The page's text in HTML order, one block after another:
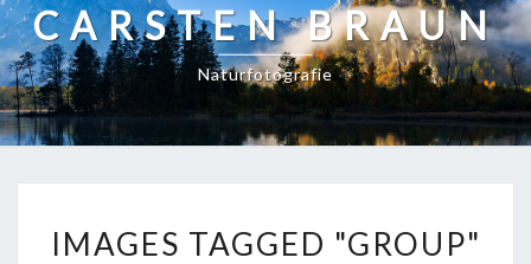
CARSTEN BRAUN
Naturfotografie
TAGGED
IMAGES TAGGED "GROUP"